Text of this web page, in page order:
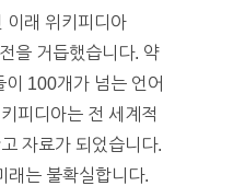
이래 위키피디아
을 거듭했습니다. 약
100개가 넘는 언어
피디아는 전 세계적
자료가 되었습니다.
래는 불확실합니다.